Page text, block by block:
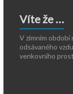
Víte že …
V zimním období
odsávaného
venkovního